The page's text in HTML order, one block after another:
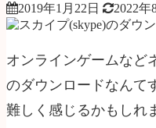
2019年1月22日 2022年
オンラインゲームなど
のダウンロードなんて
難しく感じるかもしれ